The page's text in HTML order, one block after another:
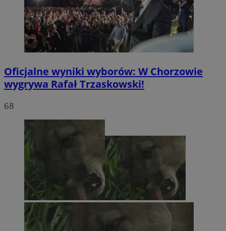
Oficjalne wyniki wyborów: W Chorzowie
wygrywa Rafał Trzaskowski!
68